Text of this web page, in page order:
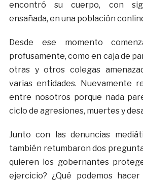
encontró su cuerpo, con
ensañada, en una población
Desde ese momento
profusamente, como en caja de
otras y otros colegas
varias entidades. Nuevamente
entre nosotros porque nada
ciclo de agresiones, muertes y
Junto con las denuncias
también retumbaron dos
quieren los gobernantes
ejercicio? ¿Qué podemos